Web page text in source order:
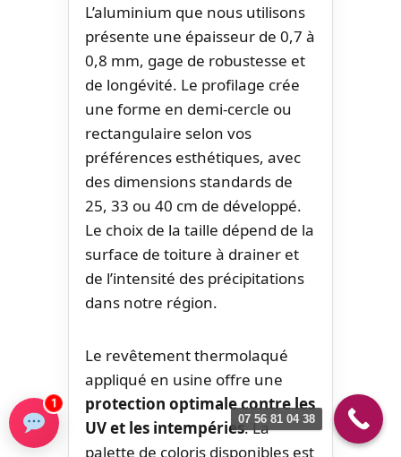
L’aluminium que nous utilisons
présente une épaisseur de 0,7 à
0,8 mm, gage de robustesse et
de longévité. Le profilage crée
une forme en demi-cercle ou
rectangulaire selon vos
préférences esthétiques, avec
des dimensions standards de
25, 33 ou 40 cm de développé.
Le choix de la taille dépend de la
surface de toiture à drainer et
de l’intensité des précipitations
dans notre région.
Le revêtement thermolaqué
appliqué en usine offre une
protection optimale contre les
UV et les intempéries. La
palette de coloris disponibles est
07 56 81 04 38
1